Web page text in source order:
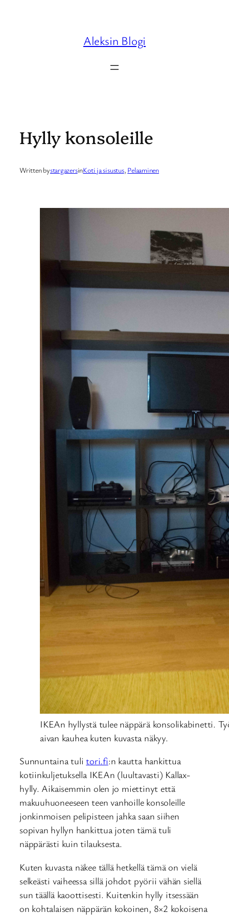
Aleksin Blogi
Hylly konsoleille
Written bystargazersinKoti ja sisustus, Pelaaminen
IKEAn hyllystä tulee näppärä konsolikabinetti.
aivan kauhea kuten kuvasta näkyy.
Sunnuntaina tulitori.fi:n kautta hankittua
kotiinkuljetuksella IKEAn (luultavasti) Kallax-
hylly. Aikaisemmin olen jo miettinyt että
makuuhuoneeseen teen vanhoille konsoleille
jonkinmoisen pelipisteen jahka saan siihen
sopivan hyllyn hankittua joten tämä tuli
näppärästi kuin tilauksesta.
Kuten kuvasta näkee tällä hetkellä tämä on vielä
selkeästi vaiheessa sillä johdot pyörii vähän siellä
sun täällä kaoottisesti. Kuitenkin hylly itsessään
on kohtalaisen näppärän kokoinen, 8×2 kokoisena